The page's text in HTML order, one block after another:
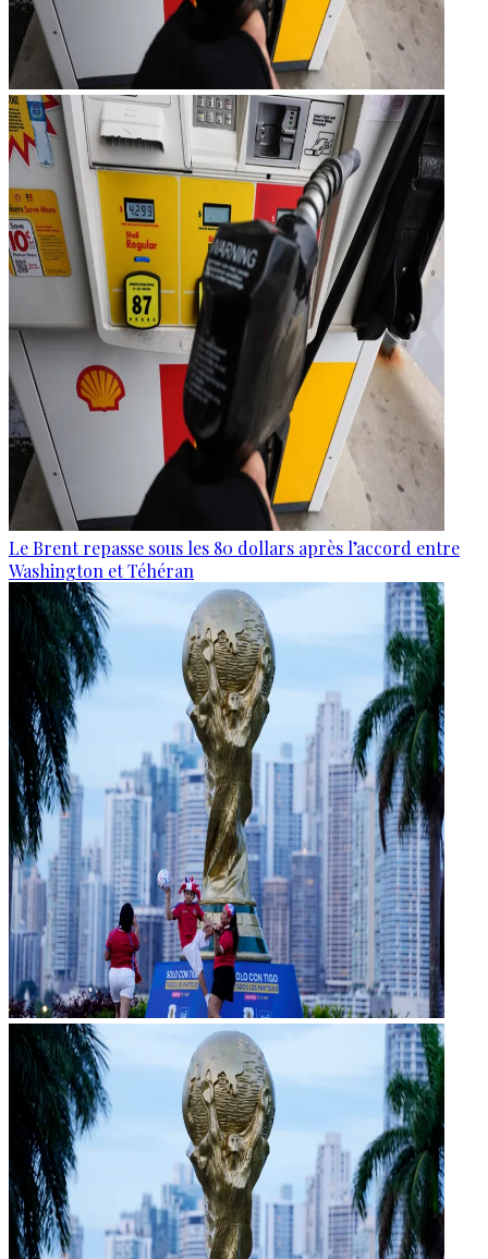
Le Brent repasse sous les 80 dollars après l’accord entre
Washington et Téhéran